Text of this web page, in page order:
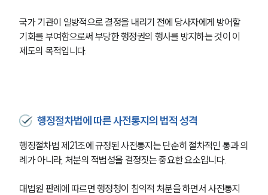
국가 기관이 일방적으로 결정을 내리기 전에 당사자에게 방어할
기회를 부여함으로써 부당한 행정권의 행사를 방지하는 것이 이
제도의 목적입니다.
행정절차법에 따른 사전통지의 법적 성격
행정절차법 제21조에 규정된 사전통지는 단순히 절차적인 통과 의
례가 아니라, 처분의 적법성을 결정짓는 중요한 요소입니다.
대법원 판례에 따르면 행정청이 침익적 처분을 하면서 사전통지